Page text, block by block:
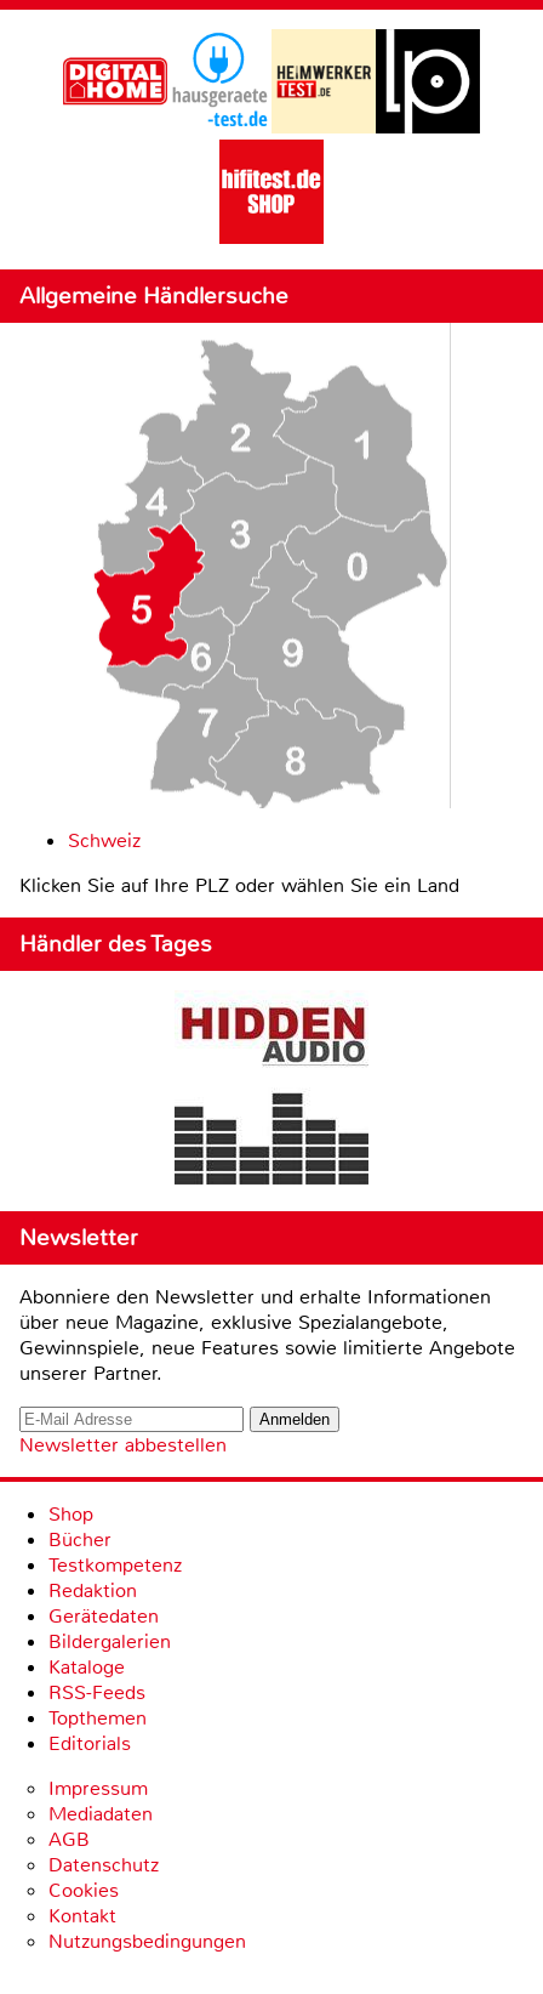
Allgemeine Händlersuche
Schweiz
Klicken Sie auf Ihre PLZ oder wählen Sie ein Land
Händler des Tages
Newsletter
Abonniere den Newsletter und erhalte Informationen
über neue Magazine, exklusive Spezialangebote,
Gewinnspiele, neue Features sowie limitierte Angebote
unserer Partner.
Newsletter abbestellen
Shop
Bücher
Testkompetenz
Redaktion
Gerätedaten
Bildergalerien
Kataloge
RSS-Feeds
Topthemen
Editorials
Impressum
Mediadaten
AGB
Datenschutz
Cookies
Kontakt
Nutzungsbedingungen